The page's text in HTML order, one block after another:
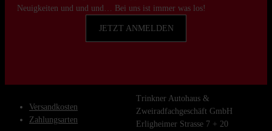
Neuigkeiten und und und… Bei uns ist immer was los!
JETZT ANMELDEN
Versandkosten
Zahlungsarten
Trinkner Autohaus &
Zweiradfachgeschäft GmbH
Erligheimer Strasse 7 + 20